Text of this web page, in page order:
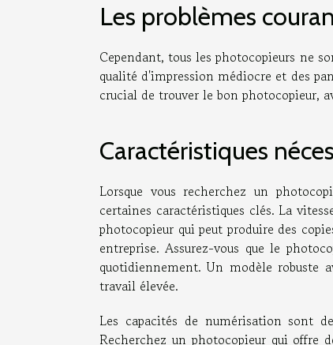
Les problèmes
Cependant, tous les photocopieurs ne
qualité d'impression médiocre et des
crucial de trouver le bon photocopieur,
Caractéristiques
Lorsque vous recherchez un
certaines caractéristiques clés. La
photocopieur qui peut produire des
entreprise. Assurez-vous que le
quotidiennement. Un modèle robuste
travail élevée.
Les capacités de numérisation sont
Recherchez un photocopieur qui offre